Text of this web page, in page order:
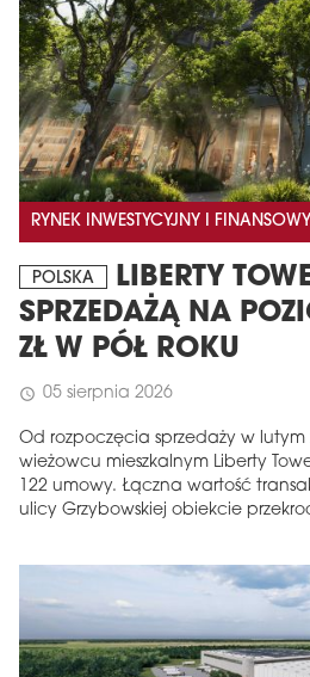
RYNEK INWESTYCYJNY I FINANSOWY
POLSKA
LIBERTY
SPRZEDAŻĄ NA
ZŁ W PÓŁ ROKU
schedule 05 sierpnia 2026
Od rozpoczęcia sprzedaży w lutym
wieżowcu mieszkalnym Liberty
122 umowy. Łączna wartość
ulicy Grzybowskiej obiekcie